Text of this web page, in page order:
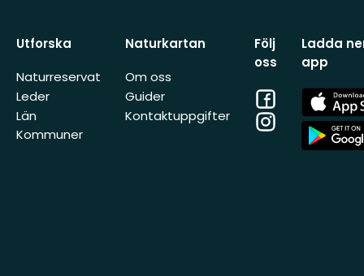
Utforska
Naturreservat
Leder
Län
Kommuner
Naturkartan
Om oss
Guider
Kontaktuppgifter
Följ
oss
Facebook
Instagram
Ladda
app
App
Store
App
Store